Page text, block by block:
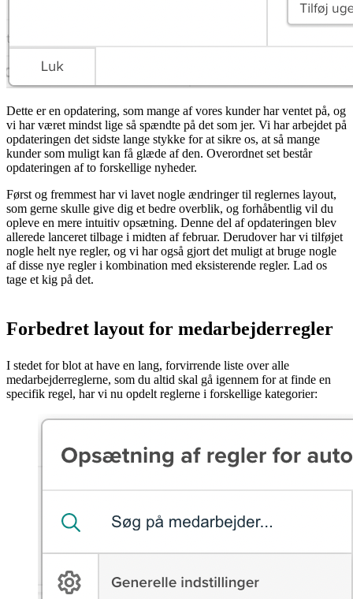
Dette er en opdatering, som mange af vores kunder har ventet på, og
vi har været mindst lige så spændte på det som jer. Vi har arbejdet på
opdateringen det sidste lange stykke for at sikre os, at så mange
kunder som muligt kan få glæde af den. Overordnet set består
opdateringen af to forskellige nyheder.
Først og fremmest har vi lavet nogle ændringer til reglernes layout,
som gerne skulle give dig et bedre overblik, og forhåbentlig vil du
opleve en mere intuitiv opsætning. Denne del af opdateringen blev
allerede lanceret tilbage i midten af februar. Derudover har vi tilføjet
nogle helt nye regler, og vi har også gjort det muligt at bruge nogle
af disse nye regler i kombination med eksisterende regler. Lad os
tage et kig på det.
Forbedret layout for medarbejderregler
I stedet for blot at have en lang, forvirrende liste over alle
medarbejderreglerne, som du altid skal gå igennem for at finde en
specifik regel, har vi nu opdelt reglerne i forskellige kategorier: